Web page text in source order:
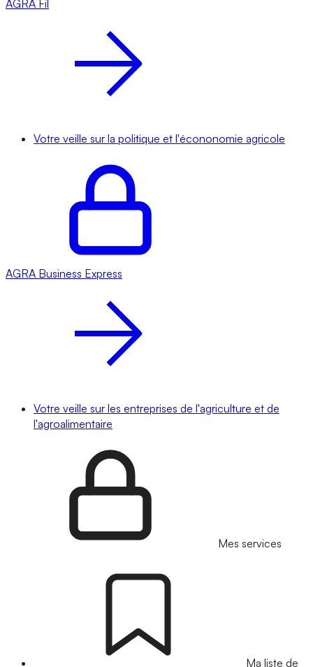
AGRA Fil
Votre veille sur la politique et l'écononomie agricole
AGRA Business Express
Votre veille sur les entreprises de l'agriculture et de
l'agroalimentaire
Mes services
Ma liste de